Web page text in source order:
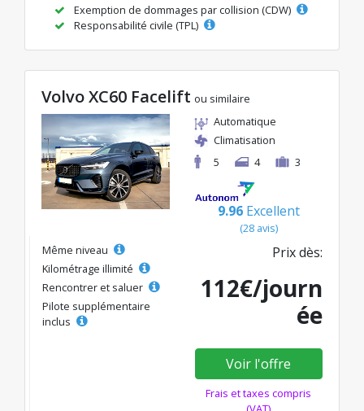
Exemption de dommages par collision (CDW)
Responsabilité civile (TPL)
Volvo XC60 Facelift ou similaire
Automatique
Climatisation
5
4 3
9.96 Excellent
(28 avis)
Même niveau
Kilométrage illimité
Rencontrer et saluer
Pilote supplémentaire
inclus
Prix dès:
112€/journ
ée
Voir l'offre
Frais et taxes compris